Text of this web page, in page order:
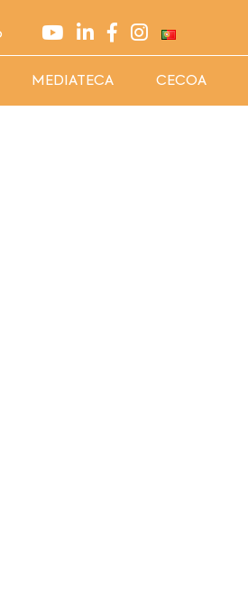
MEDIATECA CECOA